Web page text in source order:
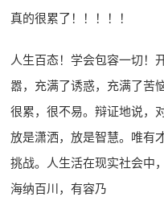
真的很累了！！！！！
人生百态！学会包容一切！
嚣，充满了诱惑，充满了苦
很累，很不易。辩证地说，
放是潇洒，放是智慧。唯有
挑战。人生活在现实社会中
海纳百川，有容乃